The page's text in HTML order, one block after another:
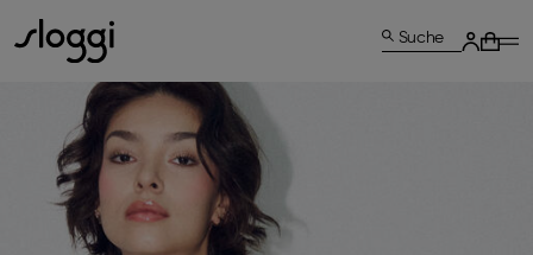
Suche